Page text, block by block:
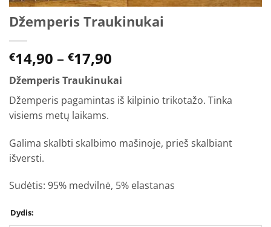
Džemperis Traukinukai
€14,90 – €17,90
range:
€14,90
through
Džemperis Traukinukai
Džemperis pagamintas iš kilpinio trikotažo. Tinka
visiems metų laikams.
Galima skalbti skalbimo mašinoje, prieš skalbiant
išversti.
Sudėtis: 95% medvilnė, 5% elastanas
Dydis: